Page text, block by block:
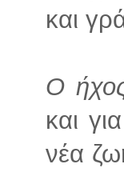
και
Ο
και
νέα